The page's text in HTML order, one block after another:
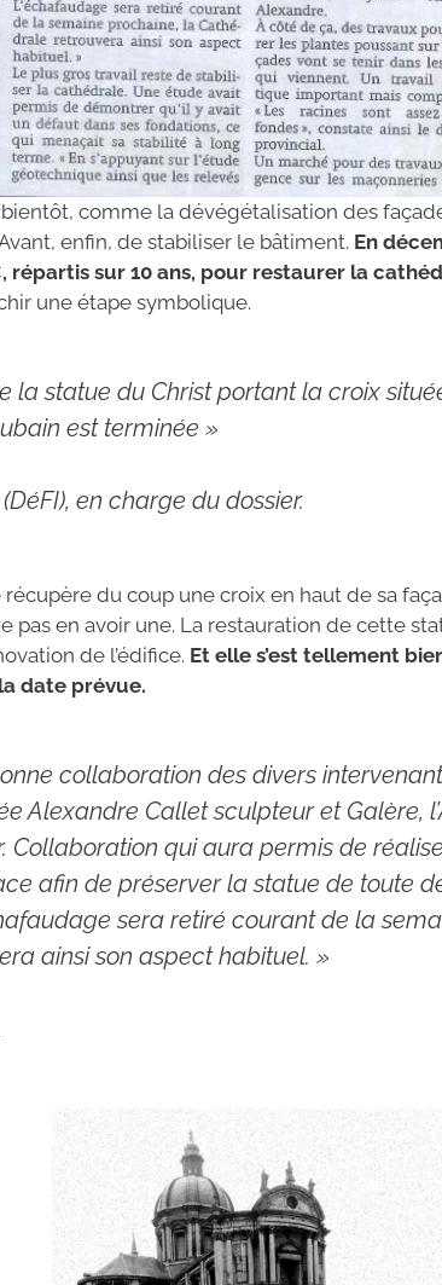
bientôt, comme la dévégétalisation des
enfin, de stabiliser le bâtiment. En
sur 10 ans, pour restaurer la
une étape symbolique.
la statue du Christ portant la croix
est terminée »
en charge du dossier.
du coup une croix en haut de sa
pas en avoir une. La restauration de cette
de l’édifice. Et elle s’est tellement
date prévue.
collaboration des divers
Alexandre Callet sculpteur et Galère,
Collaboration qui aura permis de
afin de préserver la statue de toute
sera retiré courant de la
ainsi son aspect habituel. »